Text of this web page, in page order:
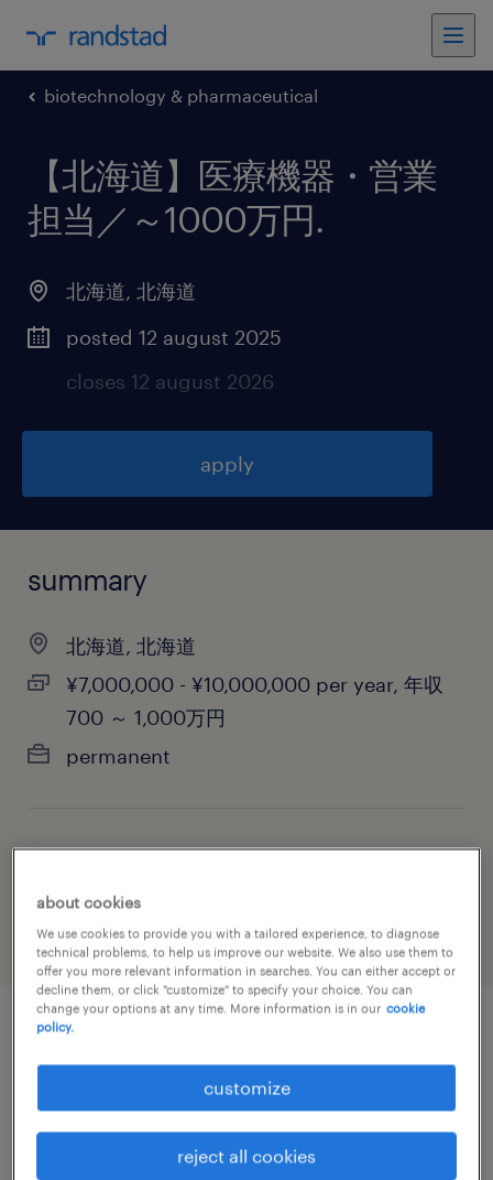
biotechnology & pharmaceutical
【北海道】医療機器・営業
担当／～1000万円.
北海道, 北海道
posted 12 august 2025
closes 12 august 2026
apply
summary
北海道, 北海道
¥7,000,000 - ¥10,000,000 per year, 年収
700 ～ 1,000万円
permanent
job category
biotechnology & pharmaceutical
job details
about cookies
We use cookies to provide you with a tailored experience, to diagnose
technical problems, to help us improve our website. We also use them to
offer you more relevant information in searches. You can either accept or
decline them, or click "customize" to specify your choice. You can
change your options at any time. More information is in our cookie
policy.
customize
reject all cookies